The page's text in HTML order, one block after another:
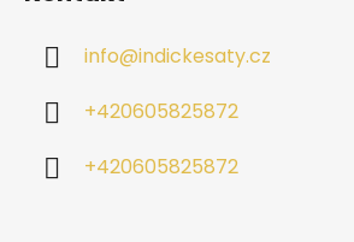
info@indickesaty.cz
+420605825872
+420605825872